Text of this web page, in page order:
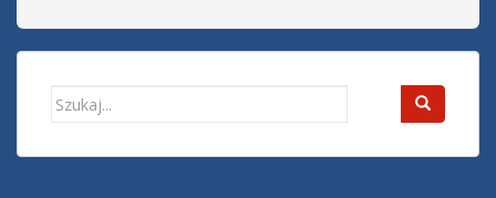
Search